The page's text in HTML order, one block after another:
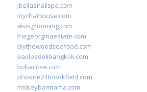
jbellasnailspa.com
mychaihouse.com
alvisgrooming.com
thegeorginaestate.com
blythewoodseafood.com
paolosdelibangkok.com
bobacove.com
phoone24brookfield.com
mickeybarmama.com